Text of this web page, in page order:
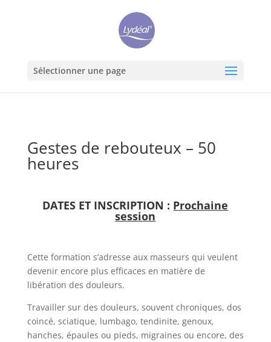
Sélectionner une page
Gestes de rebouteux – 50
heures
DATES ET INSCRIPTION : Prochaine
session
Cette formation s’adresse aux masseurs qui veulent
devenir encore plus efficaces en matière de
libération des douleurs.
Travailler sur des douleurs, souvent chroniques, dos
coincé, sciatique, lumbago, tendinite, genoux,
hanches, épaules ou pieds, migraines ou encore, des